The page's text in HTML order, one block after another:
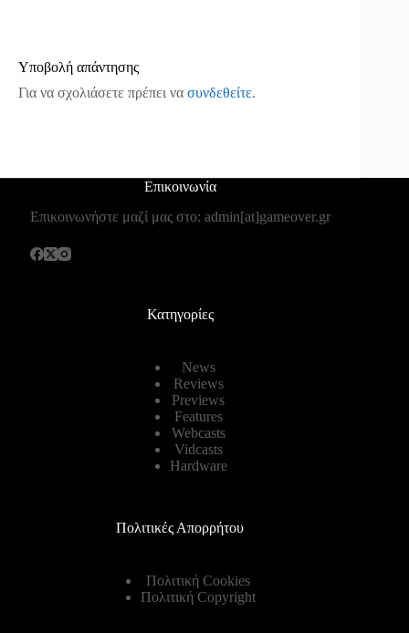
Υποβολή απάντησης
Για να σχολιάσετε πρέπει να συνδεθείτε.
Επικοινωνία
Επικοινωνήστε μαζί μας στο: admin[at]gameover.gr
Κατηγορίες
News
Reviews
Previews
Features
Webcasts
Vidcasts
Hardware
Πολιτικές Απορρήτου
Πολιτική Cookies
Πολιτική Copyright